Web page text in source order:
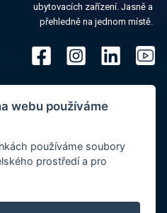
ubytovacích zařízení. Jasně a
přehledně na jednom místě.
DIČ: CZ03703291 Společnost je
obchodního soudu v Brně, oddíl C,
Úřadu pro ochranu osobních
webu používáme
používáme soubory
prostředí a pro